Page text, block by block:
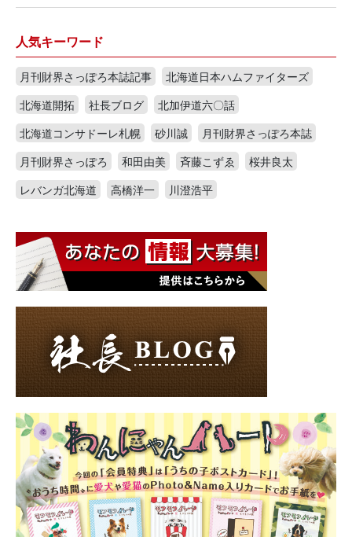
人気キーワード
月刊財界さっぽろ本誌記事
北海道日本ハムファイターズ
北海道開拓
社長ブログ
北加伊道六〇話
北海道コンサドーレ札幌
砂川誠
月刊財界さっぽろ本誌
月刊財界さっぽろ
和田由美 斉藤こずゑ
桜井良太
レバンガ北海道
高橋洋一 川澄浩平